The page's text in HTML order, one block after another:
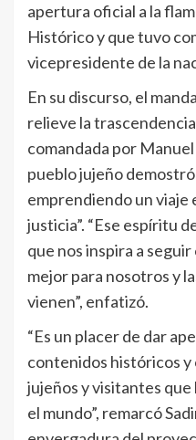
apertura oficial a la
Histórico y que tuvo
vicepresidente de la
En su discurso, el
relieve la
comandada por
pueblo jujeño
emprendiendo un viaje
justicia”. “Ese espíritu
que nos inspira a
mejor para nosotros y
vienen”, enfatizó.
“Es un placer de dar
contenidos históricos y
jujeños y visitantes
el mundo”, remarcó